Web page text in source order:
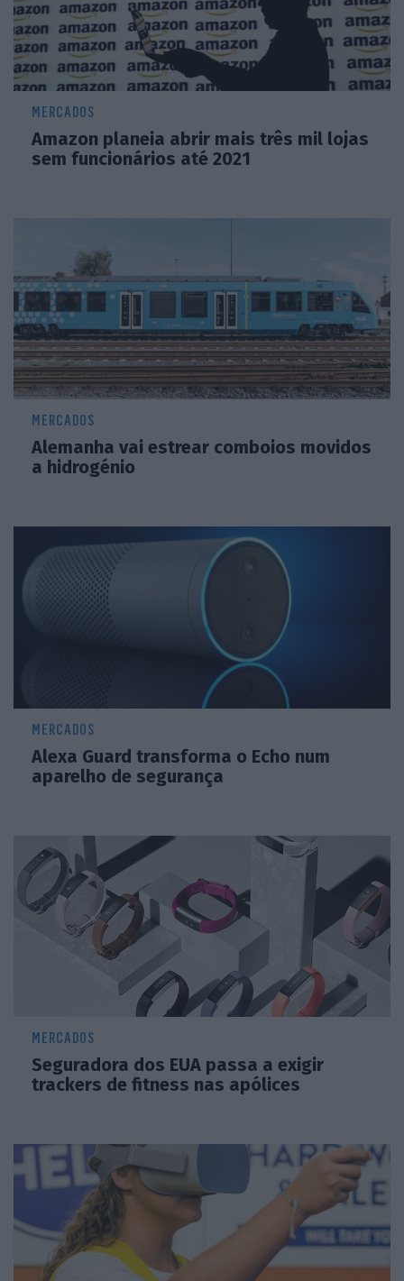
MERCADOS
Amazon planeia abrir mais três mil lojas
sem funcionários até 2021
MERCADOS
Alemanha vai estrear comboios movidos
a hidrogénio
MERCADOS
Alexa Guard transforma o Echo num
aparelho de segurança
MERCADOS
Seguradora dos EUA passa a exigir
trackers de fitness nas apólices